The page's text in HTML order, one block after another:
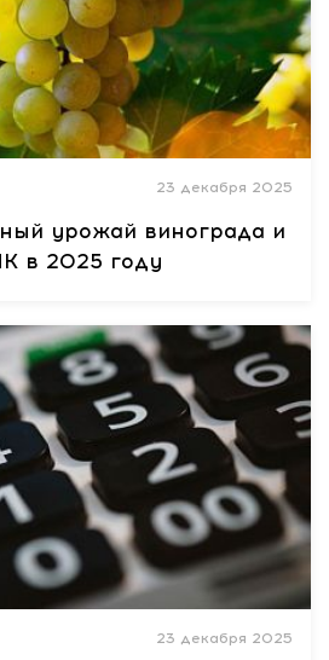
23 декабря 2025
урожай винограда и
в 2025 году
23 декабря 2025